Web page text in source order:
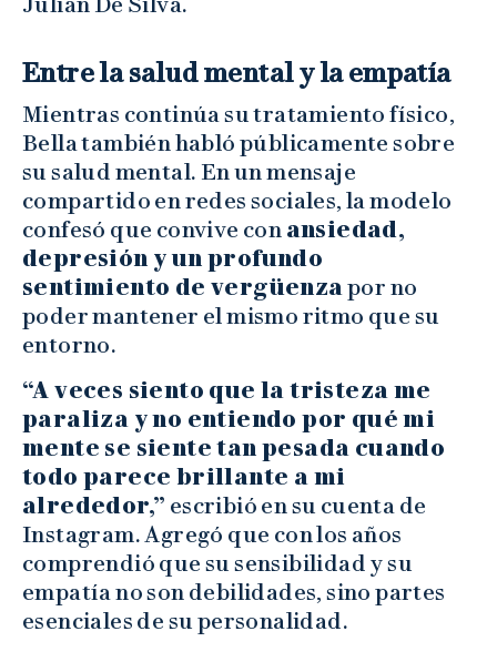
Entre la salud mental y la empatía
Mientras continúa su tratamiento físico,
Bella también habló públicamente sobre
su salud mental. En un mensaje
compartido en redes sociales, la modelo
confesó que convive con ansiedad,
depresión y un profundo
sentimiento de vergüenzapor no
poder mantener el mismo ritmo que su
entorno.
“A veces siento que la tristeza me
paraliza y no entiendo por qué mi
mente se siente tan pesada cuando
todo parece brillante a mi
alrededor,” escribió en su cuenta de
Instagram. Agregó que con los años
comprendió que su sensibilidad y su
empatía no son debilidades, sino partes
esenciales de su personalidad.